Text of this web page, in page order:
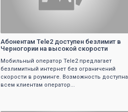
Абонентам Tele2 доступен безлимит в
Черногории на высокой скорости
Мобильный оператор Tele2 предлагает
безлимитный интернет без ограничений
скорости в роуминге. Возможность доступна
всем клиентам оператор...